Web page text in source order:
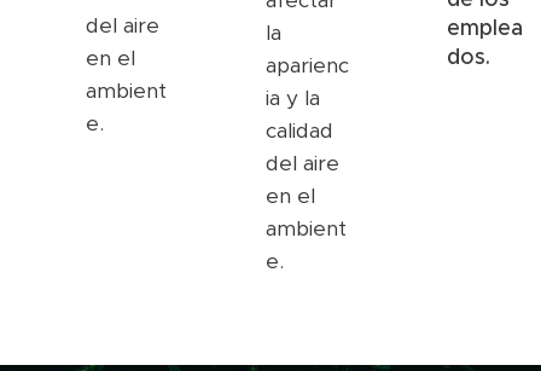
del aire
en el
ambient
e.
la
aparienc
ia y la
calidad
del aire
en el
ambient
e.
emplea
dos.